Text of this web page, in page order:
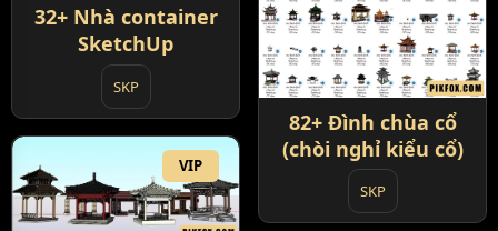
32+ Nhà container
SketchUp
SKP
82+ Đình chùa cổ
(chòi nghỉ kiểu cổ)
SKP
VIP